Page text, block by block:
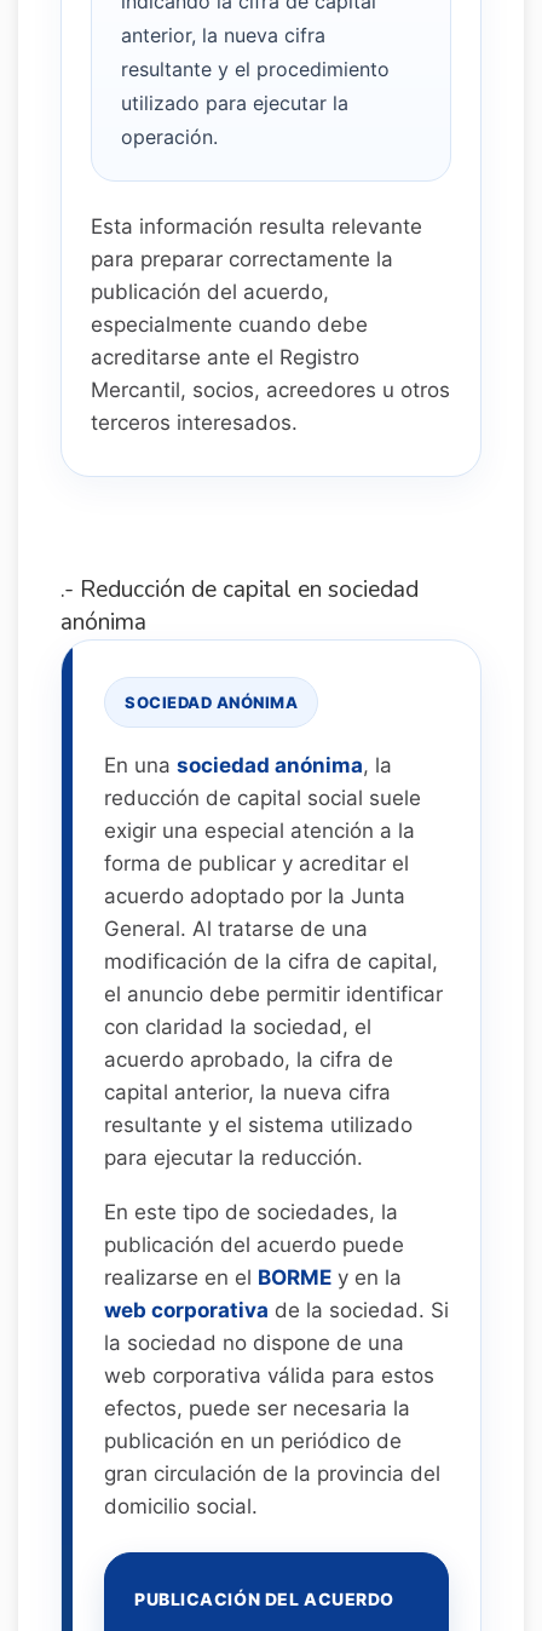
anterior, la nueva cifra
resultante y el procedimiento
utilizado para ejecutar la
operación.
Esta información resulta relevante
para preparar correctamente la
publicación del acuerdo,
especialmente cuando debe
acreditarse ante el Registro
Mercantil, socios, acreedores u otros
terceros interesados.
.- Reducción de capital en sociedad
anónima
SOCIEDAD ANÓNIMA
En una sociedad anónima, la
reducción de capital social suele
exigir una especial atención a la
forma de publicar y acreditar el
acuerdo adoptado por la Junta
General. Al tratarse de una
modificación de la cifra de capital,
el anuncio debe permitir identificar
con claridad la sociedad, el
acuerdo aprobado, la cifra de
capital anterior, la nueva cifra
resultante y el sistema utilizado
para ejecutar la reducción.
En este tipo de sociedades, la
publicación del acuerdo puede
realizarse en el BORME y en la
web corporativa de la sociedad. Si
la sociedad no dispone de una
web corporativa válida para estos
efectos, puede ser necesaria la
publicación en un periódico de
gran circulación de la provincia del
domicilio social.
PUBLICACIÓN DEL ACUERDO